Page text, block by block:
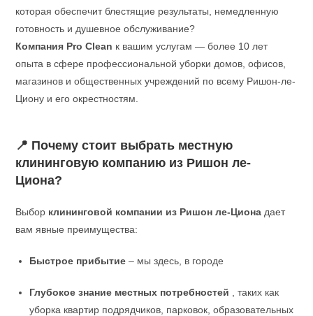
которая обеспечит блестящие результаты, немедленную
готовность и душевное обслуживание?
Компания Pro Clean к вашим услугам — более 10 лет
опыта в сфере профессиональной уборки домов, офисов,
магазинов и общественных учреждений по всему Ришон-ле-
Циону и его окрестностям.
📍 Почему стоит выбрать местную
клининговую компанию из Ришон ле-
Циона?
Выбор клининговой компании из Ришон ле-Циона дает
вам явные преимущества:
Быстрое прибытие – мы здесь, в городе
Глубокое знание местных потребностей , таких как
уборка квартир подрядчиков, парковок, образовательных